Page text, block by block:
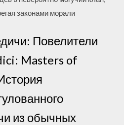
законами морали
Повелители
Masters of
из обычных